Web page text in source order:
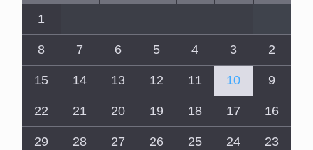
1
2
3
4
5
6
7
8
9
10
11
12
13
14
15
16
17
18
19
20
21
22
23
24
25
26
27
28
29